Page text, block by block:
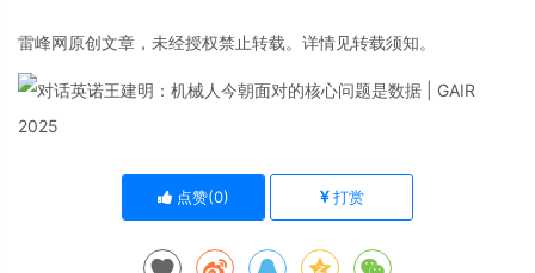
雷峰网原创文章，未经授权禁止转载。详情见转载须知。
点赞(0) 打赏